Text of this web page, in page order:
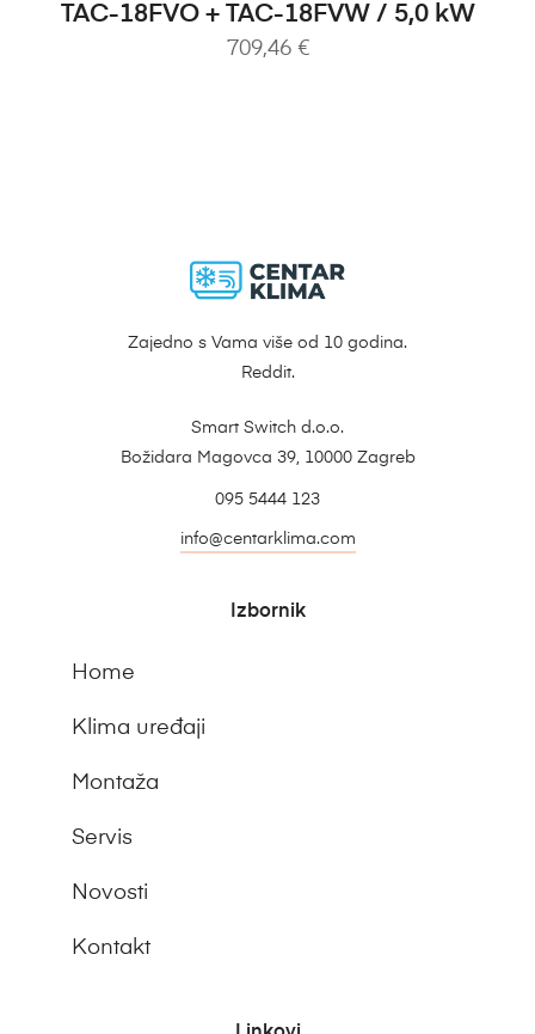
TAC-18FVO + TAC-18FVW / 5,0 kW
709,46 €
Zajedno s Vama više od 10 godina.
Reddit.
Smart Switch d.o.o.
Božidara Magovca 39, 10000 Zagreb
095 5444 123
info@centarklima.com
Izbornik
Home
Klima uređaji
Montaža
Servis
Novosti
Kontakt